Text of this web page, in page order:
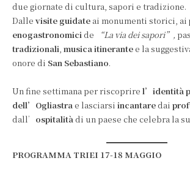
due giornate di cultura, sapori e tradizione.
Dalle visite guidate ai monumenti storici, ai
enogastronomicide “La via dei sapori”,
tradizionali, musica itinerantee la
onore di San Sebastiano.
Un fine settimana per riscoprire l’identità
dell’Ogliastrae lasciarsi incantaredai
dall’ ospitalitàdi un paese che celebra la
PROGRAMMA TRIEI 17-18 MAGGIO